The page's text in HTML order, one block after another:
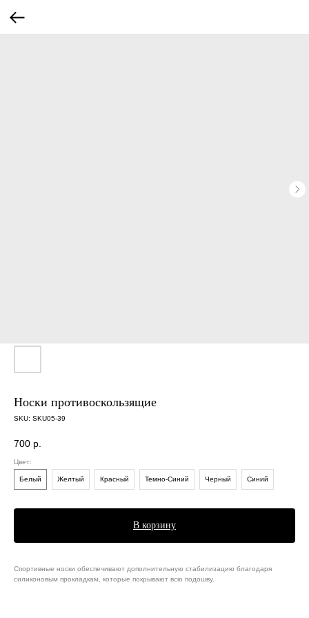
Носки противоскользящие
SKU: SKU05-39
700 р.
Цвет:
Белый Желтый Красный Темно-Синий Черный Синий
В корзину
Спортивные носки обеспечивают дополнительную стабилизацию благодаря
силиконовым прокладкам, которые покрывают всю подошву.